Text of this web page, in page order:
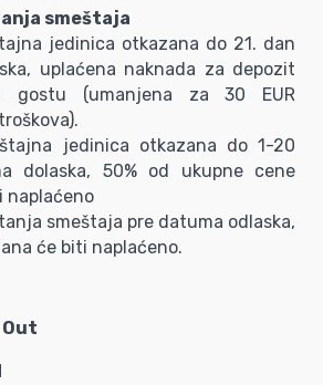
smeštaja
jedinica otkazana do 21. dan
uplaćena naknada za depozit
gostu (umanjena za 30 EUR
jedinica otkazana do 1-20
dolaska, 50% od ukupne cene
naplaćeno
smeštaja pre datuma odlaska,
će biti naplaćeno.
Out